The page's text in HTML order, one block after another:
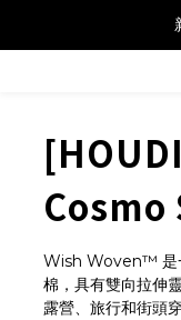
Cosmo
Wish Woven™ 是
棉，具有雙向拉伸
露營、旅行和街頭